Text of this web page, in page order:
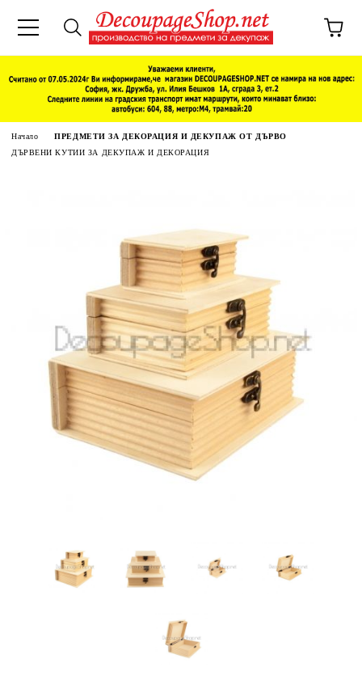
Начало
ПРЕДМЕТИ ЗА ДЕКОРАЦИЯ И ДЕКУПАЖ ОТ ДЪРВО
ДЪРВЕНИ КУТИИ ЗА ДЕКУПАЖ И ДЕКОРАЦИЯ